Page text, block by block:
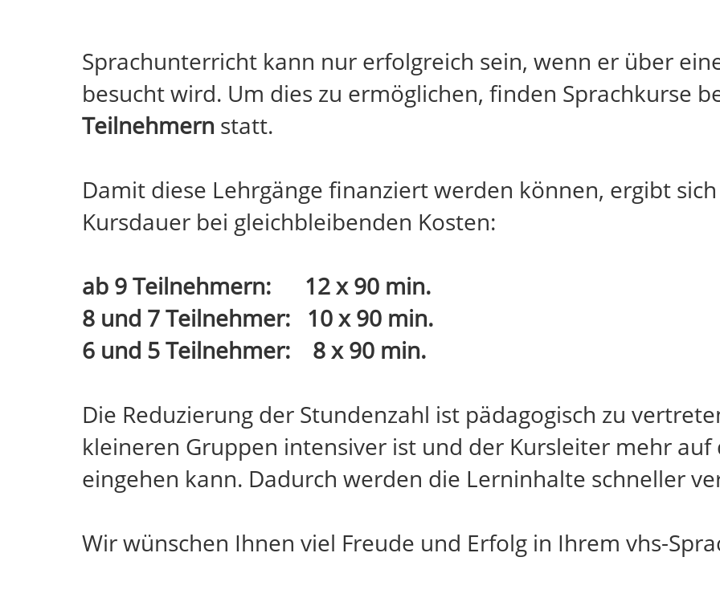
Sprachunterricht kann nur erfolgreich sein, wenn er über
besucht wird. Um dies zu ermöglichen, finden Sprachkurse
Teilnehmern statt.
Damit diese Lehrgänge finanziert werden können, ergibt
Kursdauer bei gleichbleibenden Kosten:
ab 9 Teilnehmern: 12 x 90 min.
8 und 7 Teilnehmer: 10 x 90 min.
6 und 5 Teilnehmer: 8 x 90 min.
Die Reduzierung der Stundenzahl ist pädagogisch zu
kleineren Gruppen intensiver ist und der Kursleiter mehr
eingehen kann. Dadurch werden die Lerninhalte schneller
Wir wünschen Ihnen viel Freude und Erfolg in Ihrem vhs-